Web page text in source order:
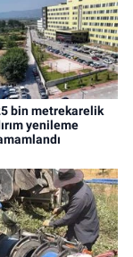
bin metrekarelik
yenileme